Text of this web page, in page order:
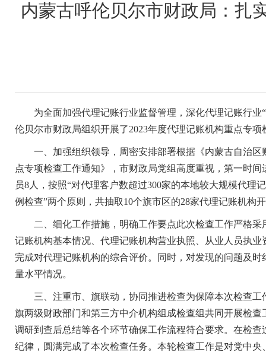
内蒙古呼伦贝尔市财政局：扎
为全面加强代理记账行业监督管理，深化代理记账行业“
伦贝尔市财政局组织开展了2023年度代理记账机构重点专项
一、加强组织领导，周密安排部署根据《内蒙古自治区
点专项检查工作通知》，市财政局党组高度重视，第一时
员8人，按照“对代理客户数超过300家的本地较大规模代理
例检查”两个原则，共抽取10个旗市区的28家代理记账机构
二、细化工作措施，明确工作要点此次检查工作严格采
记账机构基本情况、代理记账机构营业执照、从业人员执
完成对代理记账机构的综合评价。同时，对发现的问题及
量水平情况。
三、注重市、旗联动，协同推进检查为保障本次检查工
旗两级财政部门和第三方中介机构组成检查组共同开展检
调研到查后总结等各个环节确保工作流程符合要求。在检
纪律，圆满完成了本次检查任务。本轮检查工作是对党中